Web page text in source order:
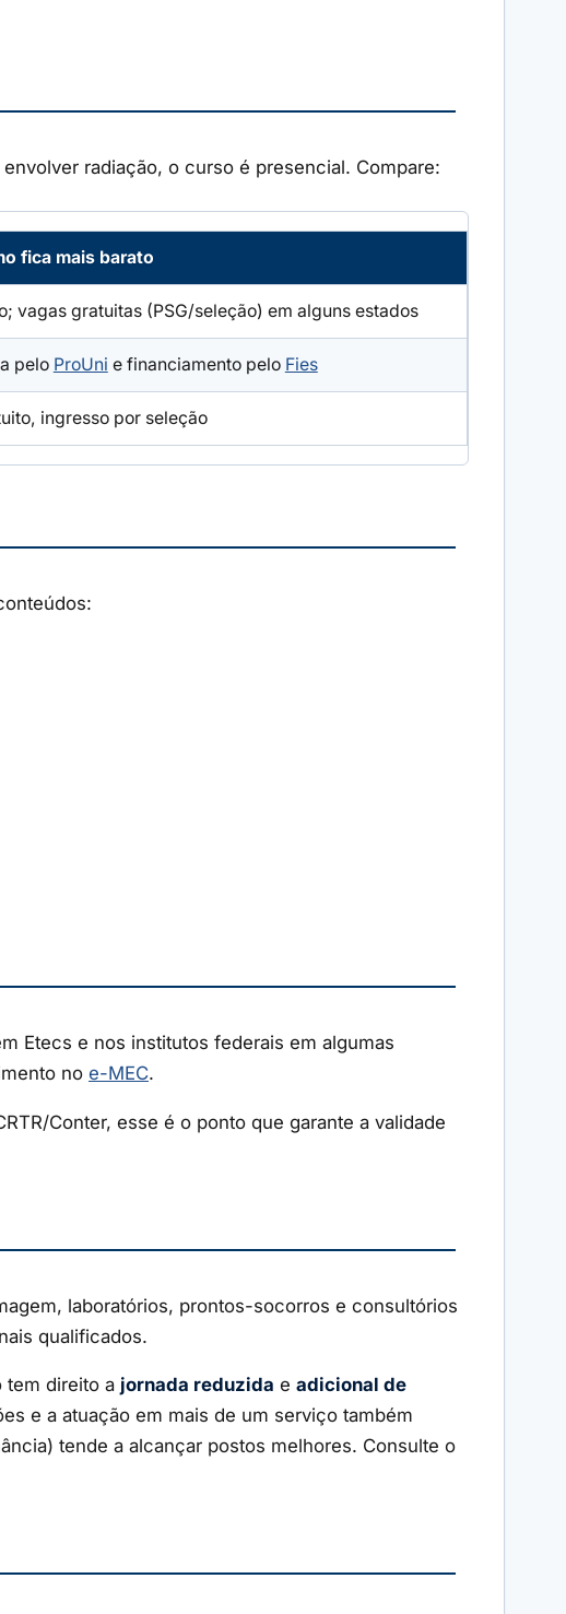
radiação, o curso é presencial. Compare:
fica mais barato
vagas gratuitas (PSG/seleção) em alguns estados
pelo ProUni e financiamento pelo Fies
ingresso por seleção
Etecs e nos institutos federais em algumas
no e-MEC.
Conter, esse é o ponto que garante a validade
laboratórios, prontos-socorros e consultórios
qualificados.
tem direito a jornada reduzida e adicional de
e a atuação em mais de um serviço também
tende a alcançar postos melhores. Consulte o